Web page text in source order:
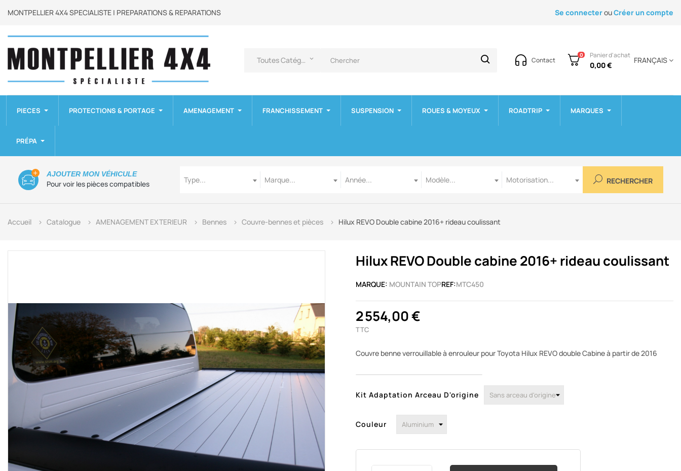
MONTPELLIER 4X4 SPECIALISTE | PREPARATIONS & REPARATIONS Se connecterouCréer un compte
Toutes Catégories keyboard_arrow_down Contact
0 Panier d'achat
0,00 €
FRANÇAIS
PIECES PROTECTIONS & PORTAGE AMENAGEMENT FRANCHISSEMENT SUSPENSION ROUES & MOYEUX ROADTRIP MARQUES
PRÉPA
Pour voir les pièces compatibles
AJOUTER MON VÉHICULE
Type...
Marque...
Année...
Modèle...
Motorisation...
RECHERCHER
Accueil Catalogue AMENAGEMENT EXTERIEUR Bennes Couvre-bennes et pièces Hilux REVO Double cabine 2016+ rideau coulissant
Hilux REVO Double cabine 2016+ rideau coulissant
MARQUE: MOUNTAIN TOPREF:MTC450
2 554,00 €
TTC
Couvre benne verrouillable à enrouleur pour Toyota Hilux REVO double Cabine à partir de 2016
Kit Adaptation Arceau D'origine
Couleur